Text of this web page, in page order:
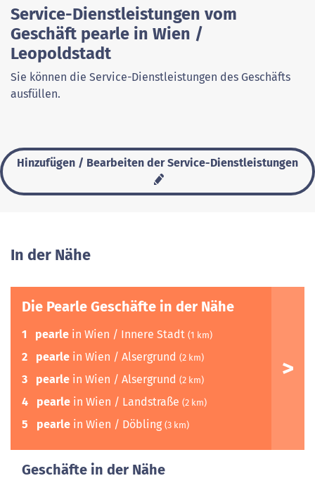
Service-Dienstleistungen vom
Geschäft pearle in Wien /
Leopoldstadt
Sie können die Service-Dienstleistungen des Geschäfts
ausfüllen.
Hinzufügen / Bearbeiten der Service-Dienstleistungen
In der Nähe
Die Pearle Geschäfte in der Nähe
1 pearle in Wien / Innere Stadt (1 km)
2 pearle in Wien / Alsergrund (2 km)
3 pearle in Wien / Alsergrund (2 km)
4 pearle in Wien / Landstraße (2 km)
5 pearle in Wien / Döbling (3 km)
Geschäfte in der Nähe